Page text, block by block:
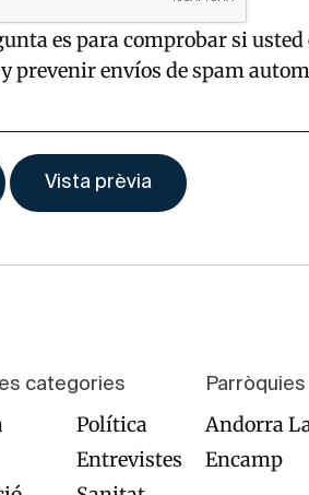
es para comprobar si
prevenir envíos de spam
categories
Política
Entrevistes
Parròquies
Andorra
Encamp